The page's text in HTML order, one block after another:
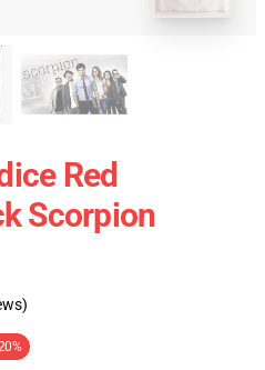
Red
Scorpion